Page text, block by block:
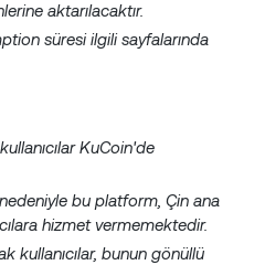
aktarılacaktır.
süresi ilgili sayfalarında
KuCoin'de
bu platform, Çin ana
hizmet vermemektedir.
kullanıcılar, bunun gönüllü